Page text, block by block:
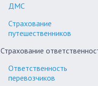
ДМС
Страхование
путешественников
Страхование
Ответственность
перевозчиков